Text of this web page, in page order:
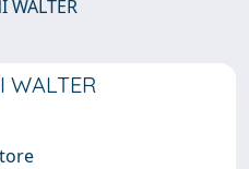
WALTER
WALTER